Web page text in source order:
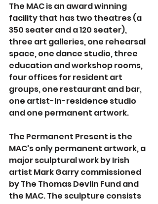
The MAC is an award winning
facility that has two theatres (a
350 seater and a 120 seater),
three art galleries, one rehearsal
space, one dance studio, three
education and workshop rooms,
four offices for resident art
groups, one restaurant and bar,
one artist-in-residence studio
and one permanent artwork.
The Permanent Present is the
MAC's only permanent artwork, a
major sculptural work by Irish
artist Mark Garry commissioned
by The Thomas Devlin Fund and
the MAC. The sculpture consists